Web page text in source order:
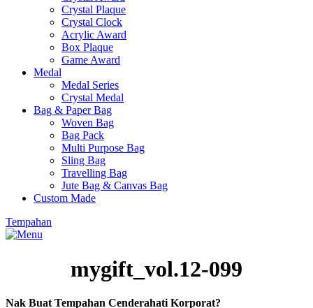
Crystal Plaque
Crystal Clock
Acrylic Award
Box Plaque
Game Award
Medal
Medal Series
Crystal Medal
Bag & Paper Bag
Woven Bag
Bag Pack
Multi Purpose Bag
Sling Bag
Travelling Bag
Jute Bag & Canvas Bag
Custom Made
Tempahan
mygift_vol.12-099
Nak Buat Tempahan Cenderahati Korporat?